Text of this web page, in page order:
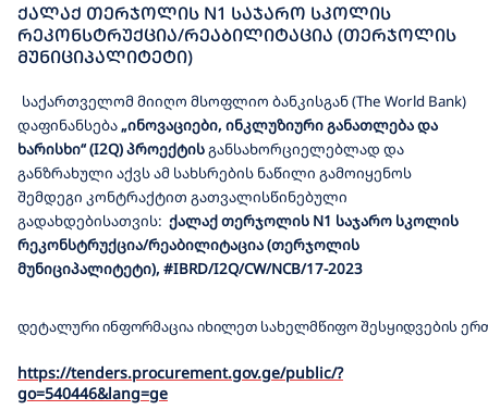
ᲥᲐᲚᲐᲥ ᲗᲔᲠᲯᲝᲚᲘᲡ N1 ᲡᲐᲯᲐᲠᲝ ᲡᲙᲝᲚᲘᲡ
ᲠᲔᲙᲝᲜᲡᲢᲠᲣᲥᲪᲘᲐ/ᲠᲔᲐᲑᲘᲚᲘᲢᲐᲪᲘᲐ (ᲗᲔᲠᲯᲝᲚᲘᲡ
ᲛᲣᲜᲘᲪᲘᲞᲐᲚᲘᲢᲔᲢᲘ)
საქართველომ მიიღო მსოფლიო ბანკისგან(The World Bank)
დაფინანსება„ინოვაციები, ინკლუზიური განათლება და
ხარისხი“ (I2Q) პროექტისგანსახორციელებლად და
განზრახული აქვსამ სახსრების ნაწილი გამოიყენოს
შემდეგი კონტრაქტით გათვალისწინებული
გადახდებისათვის: ქალაქ თერჯოლის N1 საჯარო სკოლის
რეკონსტრუქცია/რეაბილიტაცია (თერჯოლის
მუნიციპალიტეტი), #IBRD/I2Q/CW/NCB/17-2023
დეტალური ინფორმაცია იხილეთ სახელმწიფო შესყიდვების
https://tenders.procurement.gov.ge/public/?
go=540446&lang=ge